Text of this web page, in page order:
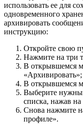
использовать ее для
одновременного
архивировать
инструкцию:
Откройте свою
Нажмите на три
В открывшемся
«Архивировать»;
В открывшемся
Выберите
списка, нажав на
Снова нажмите
профиле».